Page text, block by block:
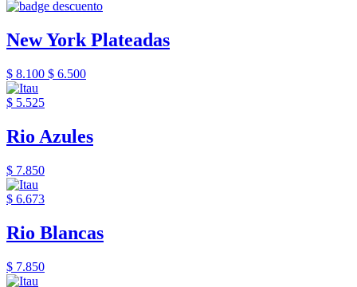
New York Plateadas
$ 8.100 $ 6.500
$ 5.525
Rio Azules
$ 7.850
$ 6.673
Rio Blancas
$ 7.850